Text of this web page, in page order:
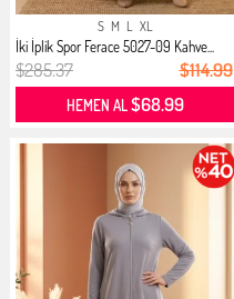
S M L XL
İki İplik Spor Ferace 5027-09 Kahve...
$285.37 $114.99
HEMEN AL$68.99